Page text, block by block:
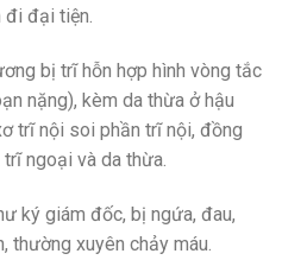
đi đại tiện.
bị trĩ hỗn hợp hình vòng tắc
nặng), kèm da thừa ở hậu
trĩ nội soi phần trĩ nội, đồng
ngoại và da thừa.
ký giám đốc, bị ngứa, đau,
thường xuyên chảy máu.